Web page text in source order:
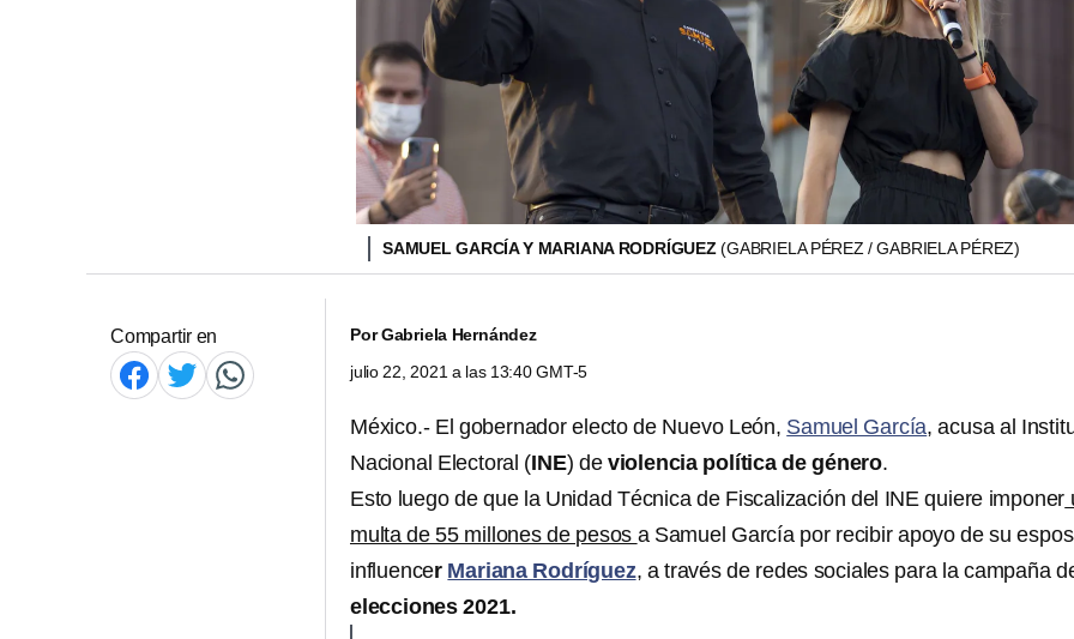
SAMUEL GARCÍA Y MARIANA RODRÍGUEZ(GABRIELA PÉREZ / GABRIELA PÉREZ)
Compartir en PorGabriela Hernández
julio 22, 2021 a las 13:40 GMT-5
México.- El gobernador electo de Nuevo León, Samuel García, acusa al
Nacional Electoral (INE) de violencia política de género.
Esto luego de que la Unidad Técnica de Fiscalización del INE quiere imponer
multa de 55 millones de pesos a Samuel García por recibir apoyo de su
influencer Mariana Rodríguez, a través de redes sociales para la campaña
elecciones 2021.